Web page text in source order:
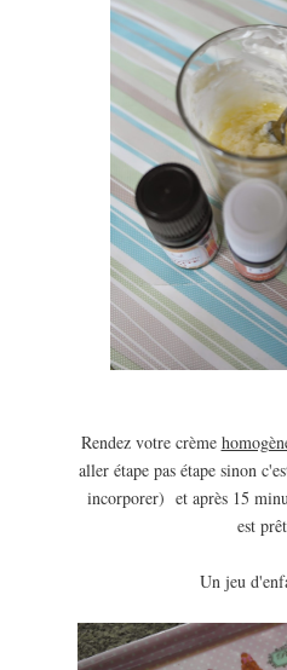
Rendez votre crème
aller étape pas étape sinon
incorporer) et après 15
est
Un jeu